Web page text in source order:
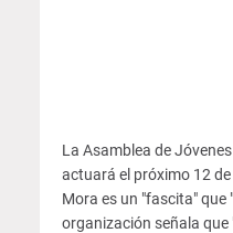
La Asamblea de
actuará el próximo 12
Mora es un "fascita"
organización señala que